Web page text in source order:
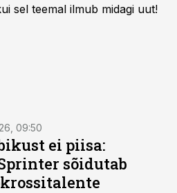
sel teemal ilmub midagi uut!
09:50
ei piisa:
sõidutab